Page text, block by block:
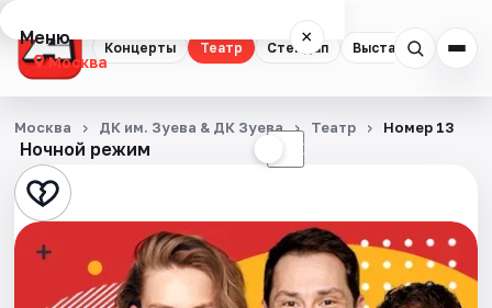
Концерты Театр Стендап Выставки
Меню ×
Москва
Концерты
Театр
Стендап
Выставки
Ночной режим ☾
Москва ДК им. Зуева & ДК Зуева Театр Номер 13